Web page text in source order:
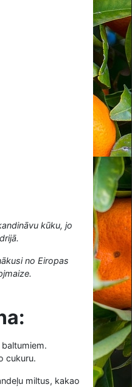
kūku, jo
no Eiropas
cukuru.
miltus, kakao